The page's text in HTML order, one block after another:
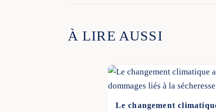
À LIRE AUSSI
Le changement